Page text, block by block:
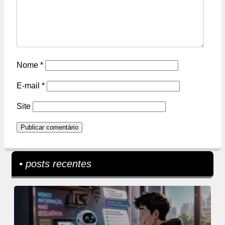
Nome *
E-mail *
Site
• posts recentes